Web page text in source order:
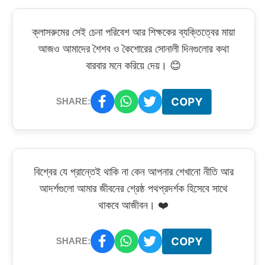
ক্লাসরুমের সেই চেনা পরিবেশ আর শিক্ষকের ব্যক্তিত্বের মায়া
আজও আমাদের শৈশব ও কৈশোরের সোনালী দিনগুলোর কথা
বারবার মনে করিয়ে দেয়। 😊
SHARE: COPY
বিশ্বের যে প্রান্তেই থাকি না কেন আপনার শেখানো নীতি আর
আদর্শগুলো আমার জীবনের শ্রেষ্ঠ পথপ্রদর্শক হিসেবে সাথে
থাকবে আজীবন। ❤️
SHARE: COPY